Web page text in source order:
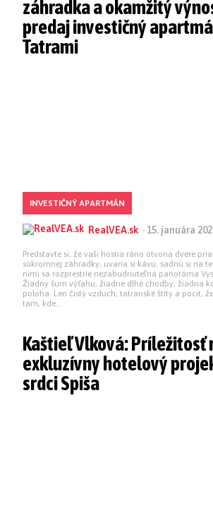
záhradka a okamžitý
predaj investičný
Tatrami
INVESTIČNÝ APARTMÁN
RealVEA.sk - 15. januára
Predstavte si, že vaši hostia ráno otvoria dvere
súkromnej záhradky, uvaria si kávu, sadnú si na
nimi sa rozprestrie nezabudnuteľná panoráma
Žiadny šum výťahu, žiadne dlhé chodby, žiadna
poloha. Len čistý vzduch, tatranské štíty a pocit,
tam, kde...
Kaštieľ Vlková: Príležitosť
exkluzívny hotelový
srdci Spiša